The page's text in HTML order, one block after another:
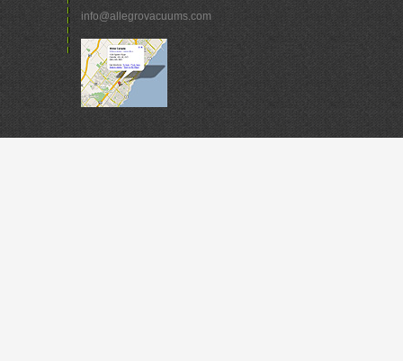
info@allegrovacuums.com